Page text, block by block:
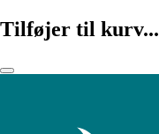
Tilføjer til kurv...